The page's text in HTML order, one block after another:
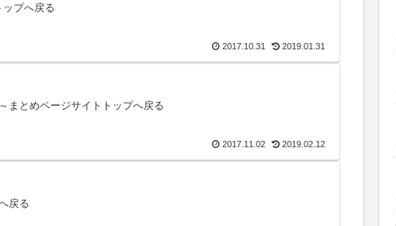
プへ戻る
2017.10.31 2019.01.31
まとめページサイトトップへ戻る
2017.11.02 2019.02.12
戻る